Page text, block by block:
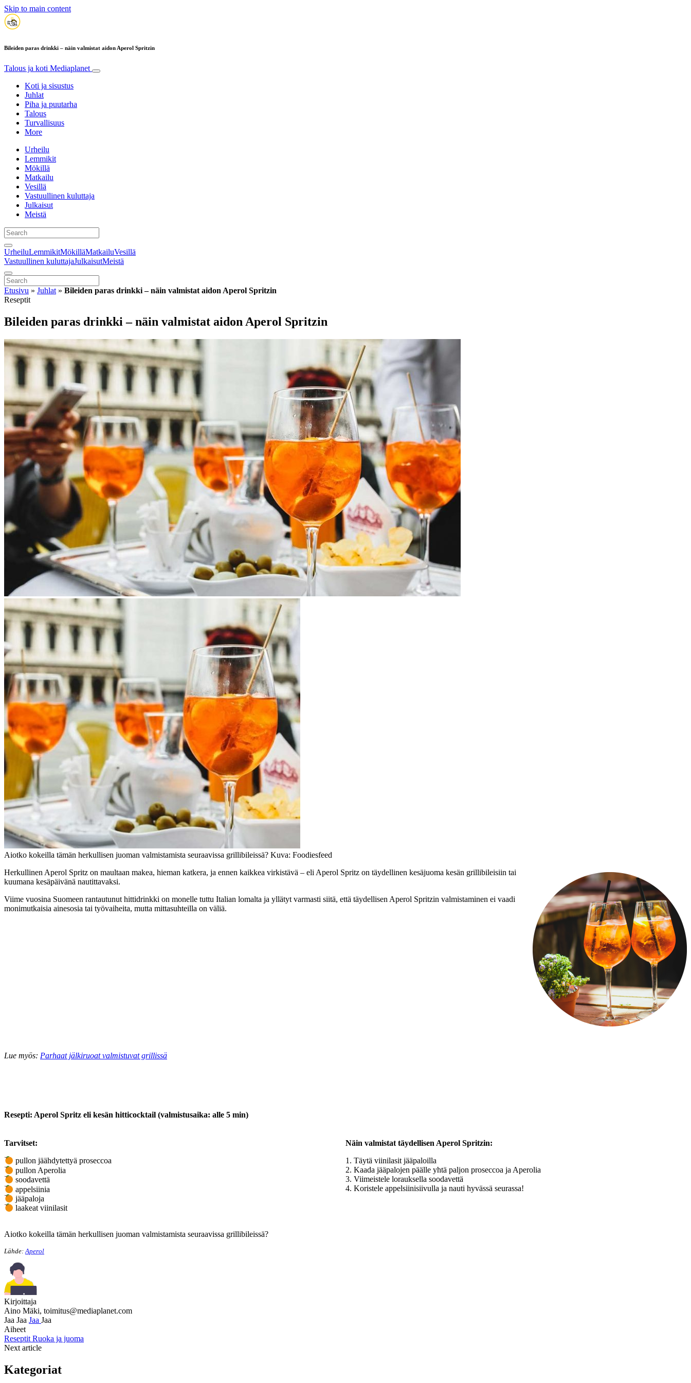
Skip to main content
Bileiden paras drinkki – näin valmistat aidon Aperol Spritzin
Talous ja koti Mediaplanet
Koti ja sisustus
Juhlat
Piha ja puutarha
Talous
Turvallisuus
More
Urheilu
Lemmikit
Mökillä
Matkailu
Vesillä
Vastuullinen kuluttaja
Julkaisut
Meistä
UrheiluLemmikitMökilläMatkailuVesillä
Vastuullinen kuluttajaJulkaisutMeistä
Etusivu » Juhlat » Bileiden paras drinkki – näin valmistat aidon Aperol Spritzin
Reseptit
Bileiden paras drinkki – näin valmistat aidon Aperol Spritzin
Aiotko kokeilla tämän herkullisen juoman valmistamista seuraavissa grillibileissä? Kuva: Foodiesfeed
Herkullinen Aperol Spritz on maultaan makea, hieman katkera, ja ennen kaikkea virkistävä – eli Aperol Spritz on täydellinen kesäjuoma kesän grillibileisiin tai
kuumana kesäpäivänä nautittavaksi.
Viime vuosina Suomeen rantautunut hittidrinkki on monelle tuttu Italian lomalta ja yllätyt varmasti siitä, että täydellisen Aperol Spritzin valmistaminen ei vaadi
monimutkaisia ainesosia tai työvaiheita, mutta mittasuhteilla on väliä.
Lue myös: Parhaat jälkiruoat valmistuvat grillissä
Resepti: Aperol Spritz eli kesän hitticocktail (valmistusaika: alle 5 min)
Tarvitset:
pullon jäähdytettyä proseccoa
pullon Aperolia
soodavettä
appelsiinia
jääpaloja
laakeat viinilasit
Näin valmistat täydellisen Aperol Spritzin:
1. Täytä viinilasit jääpaloilla
2. Kaada jääpalojen päälle yhtä paljon proseccoa ja Aperolia
3. Viimeistele lorauksella soodavettä
4. Koristele appelsiinisiivulla ja nauti hyvässä seurassa!
Aiotko kokeilla tämän herkullisen juoman valmistamista seuraavissa grillibileissä?
Lähde: Aperol
Kirjoittaja
Aino Mäki, toimitus@mediaplanet.com
Jaa Jaa Jaa Jaa
Aiheet
Reseptit Ruoka ja juoma
Next article
Kategoriat